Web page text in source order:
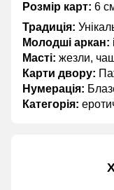
Розмір карт: 6
Традиція:
Молодші аркан:
Масті: жезли,
Карти двору:
Нумерація:
Категорія: